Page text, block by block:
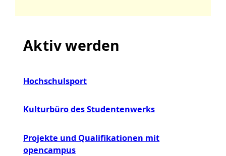
Aktiv werden
Hochschulsport
Kulturbüro des Studentenwerks
Projekte und Qualifikationen mit
opencampus